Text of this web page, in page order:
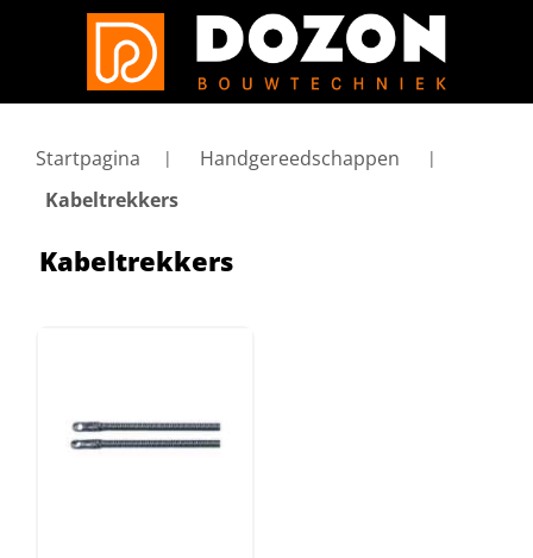
Startpagina
Handgereedschappen
Kabeltrekkers
Kabeltrekkers